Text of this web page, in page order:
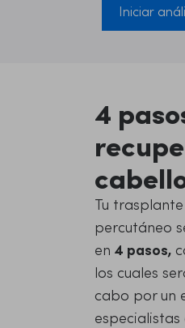
Iniciar
4
Tu
percutáneo
en 4 pasos,
los cuales
cabo por un